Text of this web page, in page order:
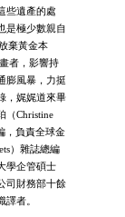
些遺產的處
是極少數親自
棄黃金本
者，影響持
膨風暴，力挺
，娓娓道來畢
（Christine
，負責全球金
）雜誌總編
學企管碩士
司財務部十餘
者。